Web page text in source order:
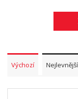
Výchozí Nejlevnější